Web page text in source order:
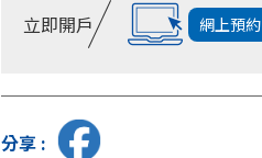
立即開戶 網上預約
分享 :